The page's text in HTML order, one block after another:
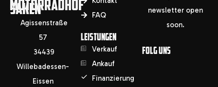
MOTORRADHOF
SAKEN
Agissenstraße
57
34439
Willebadessen-
Eissen
FAQ
LEISTUNGEN
Verkauf
Ankauf
Finanzierung
newsletter open
soon.
FOLG UNS